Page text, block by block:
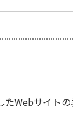
Webサイト